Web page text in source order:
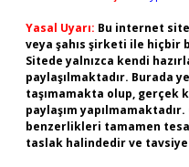
Yasal Uyarı: Bu internet
veya şahıs şirketi ile hiçbir
Sitede yalnızca kendi
paylaşılmaktadır. Burada
taşımamakta olup, gerçek
paylaşım
benzerlikleri tamamen
taslak halindedir ve